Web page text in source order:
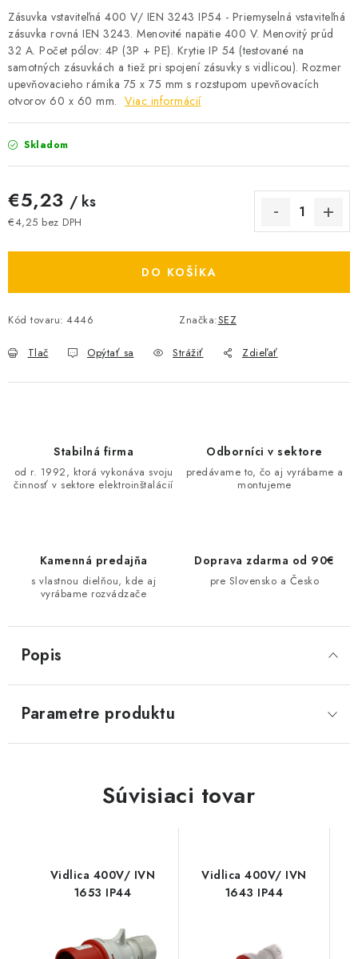
OBCHOD
KARIÉRA
B2B SEKCIA
SVIETIDLÁ A SVETELNÉ ZDROJE
ÚLOŽNÝ MATERIÁL
ZÁSUVKY A VYPÍNAČE
Zásuvka vstaviteľná 400 V/ IEN 3243 IP54 - Priemyselná vstaviteľná
zásuvka rovná IEN 3243. Menovité napätie 400 V. Menovitý prúd
32 A. Počet pólov: 4P (3P + PE). Krytie IP 54 (testované na
samotných zásuvkách a tiež pri spojení zásuvky s vidlicou). Rozmer
upevňovacieho rámika 75 x 75 mm s rozstupom upevňovacích
otvorov 60 x 60 mm. Viac informácií
Skladom
€5,23 / ks
€4,25 bez DPH
DO KOŠÍKA
Kód tovaru: 4446 Značka:SEZ
Tlač Opýtať sa Strážiť Zdieľať
Stabilná firma
od r. 1992, ktorá vykonáva svoju
činnosť v sektore elektroinštalácií
Odborníci v sektore
predávame to, čo aj vyrábame a
montujeme
Kamenná predajňa
s vlastnou dielňou, kde aj
vyrábame rozvádzače
Doprava zdarma od 90€
pre Slovensko a Česko
Popis
Parametre produktu
Súvisiaci tovar
Vidlica 400V/ IVN
1653 IP44
Vidlica 400V/ IVN
1643 IP44